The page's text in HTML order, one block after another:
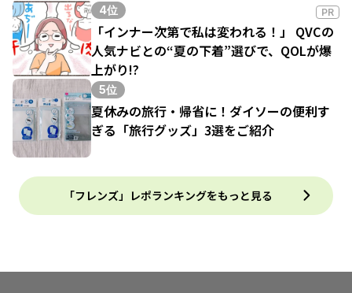
4位 PR
「インナー次第で私は変われる！」 QVCの
人気ナビとの“夏の下着”選びで、QOLが爆
上がり!?
5位
夏休みの旅行・帰省に！ダイソーの便利す
ぎる「旅行グッズ」3選をご紹介
「フレンズ」レポランキングをもっと見る